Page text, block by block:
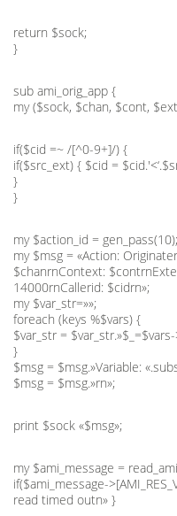
return $sock;
}
sub ami_orig_app {
my ($sock, $chan, $cont,
if($cid =~ /[^0-9+]/) {
if($src_ext) { $cid =
}
}
my $action_id = gen_pass(10);
my $msg = «Action:
$chanrnContext:
14000rnCallerid: $cidrn»;
my $var_str=»»;
foreach (keys %$vars) {
$var_str =
}
$msg = $msg.»Variable:
$msg = $msg.»rn»;
print $sock «$msg»;
my $ami_message =
if($ami_message-
read timed outn» }